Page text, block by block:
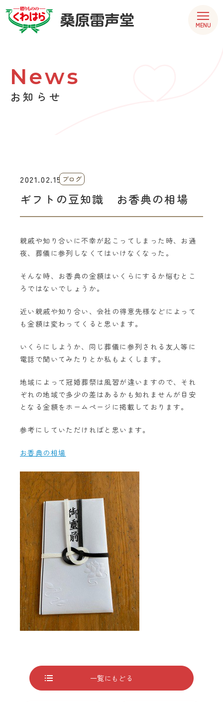
MENU
お知らせ
News
2021.02.15 ブログ
ギフトの豆知識 お香典の相場
親戚や知り合いに不幸が起こってしまった時、お通
夜、葬儀に参列しなくてはいけなくなった。
そんな時、お香典の金額はいくらにするか悩むとこ
ろではないでしょうか。
近い親戚や知り合い、会社の得意先様などによって
も金額は変わってくると思います。
いくらにしようか、同じ葬儀に参列される友人等に
電話で聞いてみたりとか私もよくします。
地域によって冠婚葬祭は風習が違いますので、それ
ぞれの地域で多少の差はあるかも知れませんが目安
となる金額をホームページに掲載しております。
参考にしていただければと思います。
お香典の相場
一覧にもどる